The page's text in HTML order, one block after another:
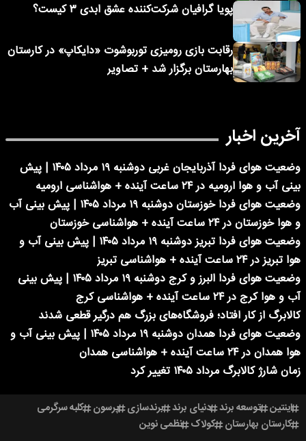
پویا گرافیان شرکت‌کننده عشق ابدی ۳ کیست؟
رقابت بازی رومیزی توربوشوت «دایکاپ» در کارستان
بهارستان برگزار شد + تصاویر
آخرین اخبار
وضعیت هوای فردا آذربایجان غربی دوشنبه ۱۹ مرداد ۱۴۰۵ | پیش
بینی آب و هوا ارومیه در ۲۴ ساعت آینده + هواشناسی ارومیه
وضعیت هوای فردا خوزستان دوشنبه ۱۹ مرداد ۱۴۰۵ | پیش بینی آب
و هوا خوزستان در ۲۴ ساعت آینده + هواشناسی خوزستان
وضعیت هوای فردا تبریز دوشنبه ۱۹ مرداد ۱۴۰۵ | پیش بینی آب و
هوا تبریز در ۲۴ ساعت آینده + هواشناسی تبریز
وضعیت هوای فردا البرز و کرج دوشنبه ۱۹ مرداد ۱۴۰۵ | پیش بینی
آب و هوا کرج در ۲۴ ساعت آینده + هواشناسی کرج
کالابرگ از کار افتاد؛ فروشگاه‌های بزرگ هم درگیر قطعی شدند
وضعیت هوای فردا همدان دوشنبه ۱۹ مرداد ۱۴۰۵ | پیش بینی آب و
هوا همدان در ۲۴ ساعت آینده + هواشناسی همدان
زمان شارژ کالابرگ مرداد ۱۴۰۵ تغییر کرد
اینتین توسعه برند دنیای برند برندسازی پرسون کلبه سرگرمی
کارستان بهارستان کولاک نظمی نوین